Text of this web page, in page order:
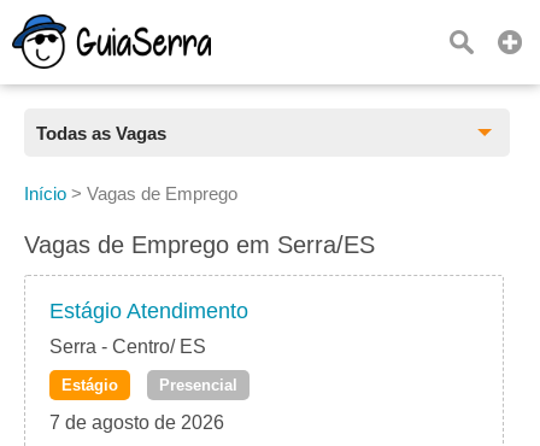
Todas as Vagas
Todas as Vagas
CLT
Freelancer
PJ
Início > Vagas de Emprego
Vagas de Emprego em Serra/ES
Estágio Atendimento
Serra - Centro/ ES
Estágio Presencial
7 de agosto de 2026